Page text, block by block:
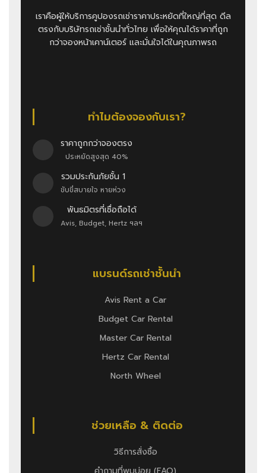
เราคือผู้ให้บริการคูปองรถเช่าราคาประหยัดที่ใหญ่ที่สุด ดีล
ตรงกับบริษัทรถเช่าชั้นนำทั่วไทย เพื่อให้คุณได้ราคาที่ถูก
กว่าจองหน้าเคาน์เตอร์ และมั่นใจได้ในคุณภาพรถ
ทำไมต้องจองกับเรา?
ราคาถูกกว่าจองตรง
ประหยัดสูงสุด 40%
รวมประกันภัยชั้น 1
ขับขี่สบายใจ หายห่วง
พันธมิตรที่เชื่อถือได้
Avis, Budget, Hertz ฯลฯ
แบรนด์รถเช่าชั้นนำ
Avis Rent a Car
Budget Car Rental
Master Car Rental
Hertz Car Rental
North Wheel
ช่วยเหลือ & ติดต่อ
วิธีการสั่งซื้อ